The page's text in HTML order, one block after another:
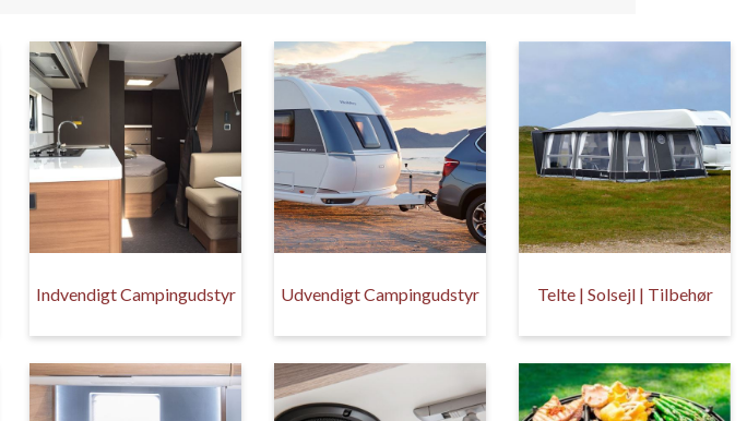
Indvendigt Campingudstyr Udvendigt Campingudstyr Telte | Solsejl | Tilbehør